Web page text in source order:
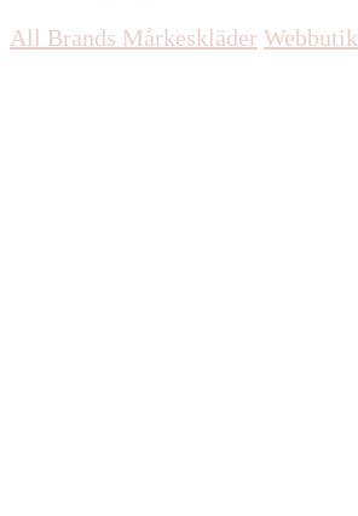
All Brands Mårkeskläder Webbutik